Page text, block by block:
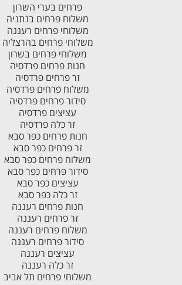
פרחים בערי השרון
משלוח פרחים בנתניה
משלוחי פרחים רעננה
משלוחי פרחים בהרצליה
משלוחי פרחים בשרון
חנות פרחים פרדסיה
זר פרחים פרדסיה
משלוח פרחים פרדסיה
סידור פרחים פרדסיה
עציצים פרדסיה
זר כלה פרדסיה
חנות פרחים כפר סבא
זר פרחים כפר סבא
משלוח פרחים כפר סבא
סידור פרחים כפר סבא
עציצים כפר סבא
זר כלה כפר סבא
חנות פרחים רעננה
זר פרחים רעננה
משלוח פרחים רעננה
סידור פרחים רעננה
עציצים רעננה
זר כלה רעננה
משלוחי פרחים תל אביב